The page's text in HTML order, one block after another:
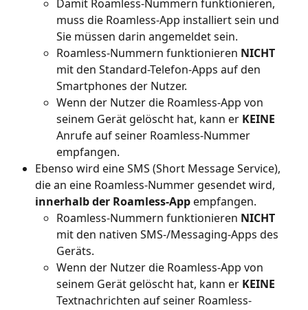
Damit Roamless-Nummern funktionieren,
muss die Roamless-App installiert sein und
Sie müssen darin angemeldet sein.
Roamless-Nummern funktionieren NICHT
mit den Standard-Telefon-Apps auf den
Smartphones der Nutzer.
Wenn der Nutzer die Roamless-App von
seinem Gerät gelöscht hat, kann er KEINE
Anrufe auf seiner Roamless-Nummer
empfangen.
Ebenso wird eine SMS (Short Message Service),
die an eine Roamless-Nummer gesendet wird,
innerhalb der Roamless-App empfangen.
Roamless-Nummern funktionieren NICHT
mit den nativen SMS-/Messaging-Apps des
Geräts.
Wenn der Nutzer die Roamless-App von
seinem Gerät gelöscht hat, kann er KEINE
Textnachrichten auf seiner Roamless-